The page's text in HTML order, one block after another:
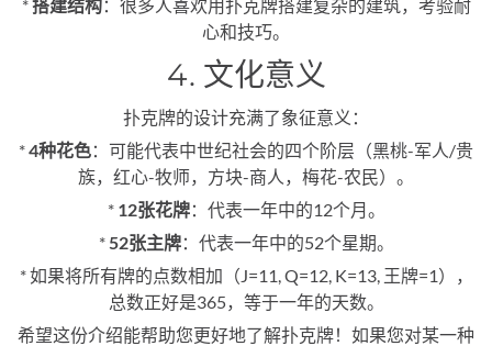
*搭建结构：很多人喜欢用扑克牌搭建复杂的建筑，考验耐
心和技巧。
4. 文化意义
扑克牌的设计充满了象征意义：
*4种花色：可能代表中世纪社会的四个阶层（黑桃-军人/贵
族，红心-牧师，方块-商人，梅花-农民）。
* 12张花牌：代表一年中的12个月。
*52张主牌：代表一年中的52个星期。
* 如果将所有牌的点数相加（J=11, Q=12, K=13, 王牌=1），
总数正好是365，等于一年的天数。
希望这份介绍能帮助您更好地了解扑克牌！如果您对某一种